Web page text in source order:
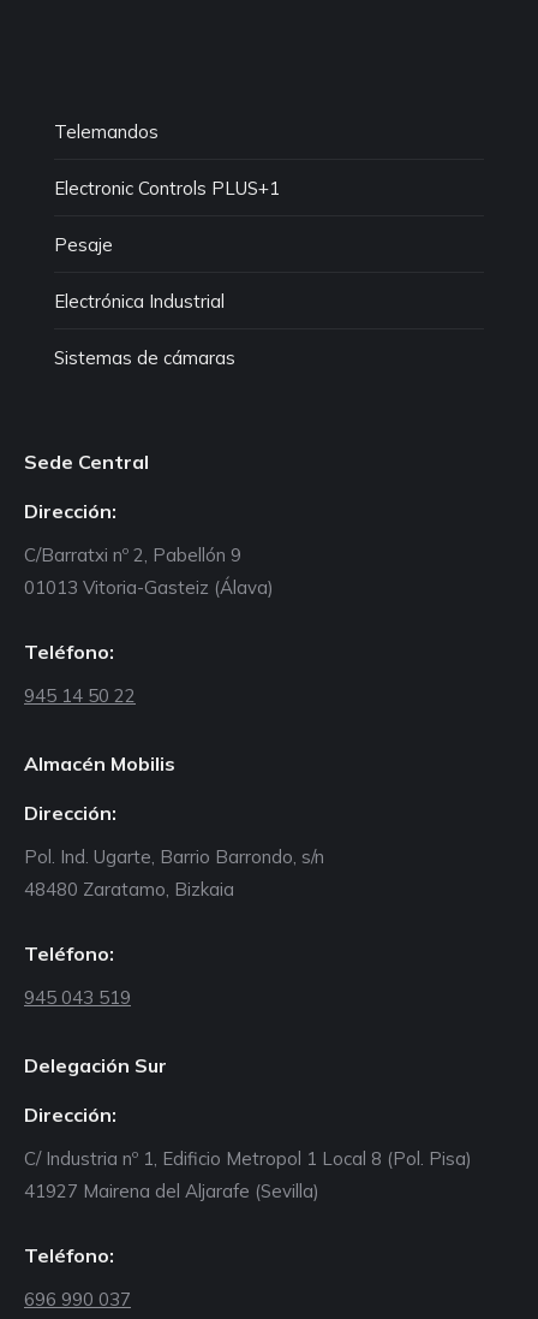
Telemandos
Electronic Controls PLUS+1
Pesaje
Electrónica Industrial
Sistemas de cámaras
Sede Central
Dirección:
C/Barratxi nº 2, Pabellón 9
01013 Vitoria-Gasteiz (Álava)
Teléfono:
945 14 50 22
Almacén Mobilis
Dirección:
Pol. Ind. Ugarte, Barrio Barrondo, s/n
48480 Zaratamo, Bizkaia
Teléfono:
945 043 519
Delegación Sur
Dirección:
C/ Industria nº 1, Edificio Metropol 1 Local 8 (Pol. Pisa)
41927 Mairena del Aljarafe (Sevilla)
Teléfono:
696 990 037